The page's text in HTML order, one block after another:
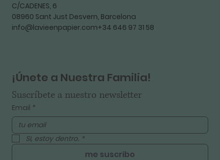
C/CADENES, 6
08960 Sant Just Desvern, Barcelona
info@lavieenpapier.com+34 646 97 31 58
¡Únete a Nuestra Familia!
Suscríbete a nuestro newsletter
Email *
SI, estoy dentro. *
me suscribo